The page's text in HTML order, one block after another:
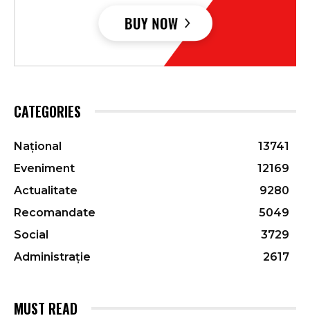
CATEGORIES
Național
13741
Eveniment
12169
Actualitate
9280
Recomandate
5049
Social
3729
Administrație
2617
MUST READ